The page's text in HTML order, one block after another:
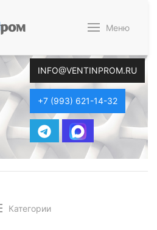
ром Меню
INFO@VENTINPROM.RU
+7 (993) 621-14-32
Категории